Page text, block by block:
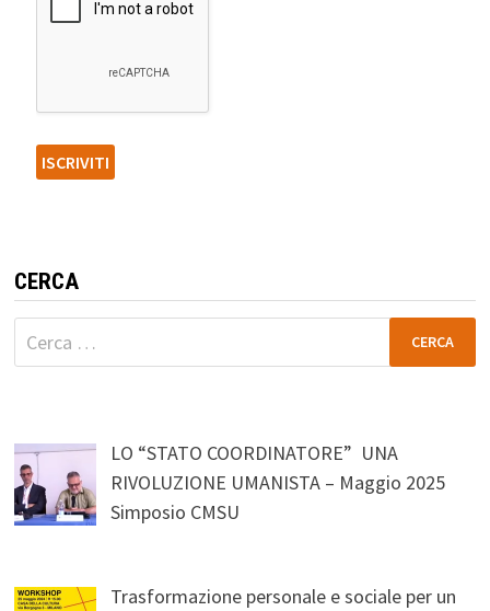
CERCA
Ricerca
per:
LO “STATO COORDINATORE” UNA
RIVOLUZIONE UMANISTA – Maggio 2025
Simposio CMSU
Trasformazione personale e sociale per un